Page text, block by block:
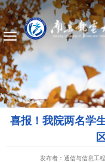
喜报！我院两名学
发布者：通信与信息工